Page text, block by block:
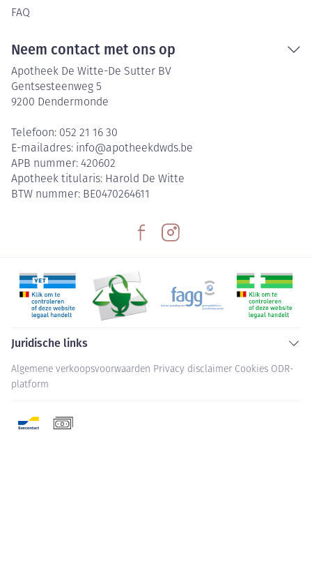
FAQ
Neem contact met ons op
Apotheek De Witte-De Sutter BV
Gentsesteenweg 5
9200 Dendermonde
Telefoon: 052 21 16 30
E-mailadres: info@apotheekdwds.be
APB nummer: 420602
Apotheek titularis: Harold De Witte
BTW nummer: BE0470264611
Juridische links
Algemene verkoopsvoorwaarden Privacy disclaimer Cookies ODR-
platform